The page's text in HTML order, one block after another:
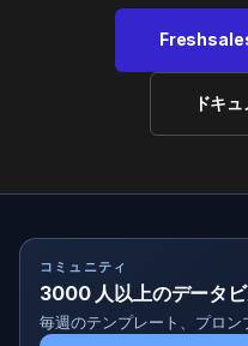
ドキ
コミュニティ
3000 人以上のデータ
毎週のテンプレート、プロン